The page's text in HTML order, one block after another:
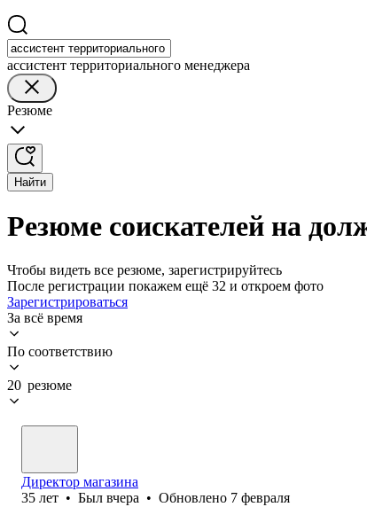
ассистент территориального менеджера
Резюме
Найти
Резюме соискателей на
Чтобы видеть все резюме, зарегистрируйтесь
После регистрации покажем ещё 32 и откроем фото
Зарегистрироваться
За всё время
По соответствию
20 резюме
Директор магазина
35 лет • Был вчера • Обновлено 7 февраля